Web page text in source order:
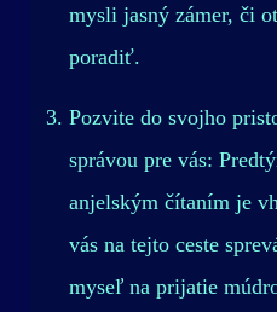
mysli jasný zámer, či
poradiť.
Pozvite do svojho
správou pre vás:
anjelským čítaním je
vás na tejto ceste
myseľ na prijatie